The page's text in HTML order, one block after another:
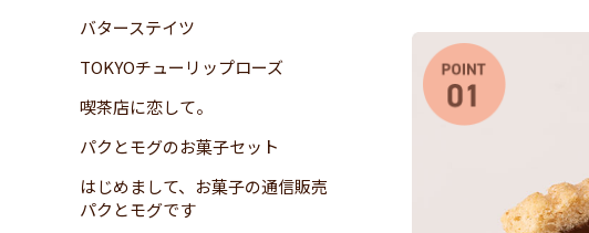
バターステイツ
TOKYOチューリップローズ
喫茶店に恋して。
パクとモグのお菓子セット
はじめまして、お菓子の通信販売
パクとモグです